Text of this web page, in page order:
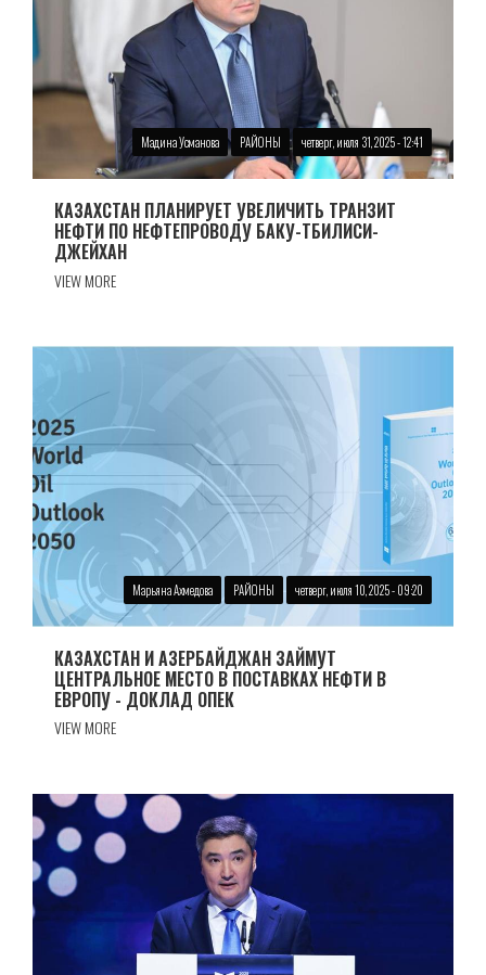
Мадина Усманова РАЙОНЫ четверг, июля 31, 2025 - 12:41
КАЗАХСТАН ПЛАНИРУЕТ УВЕЛИЧИТЬ ТРАНЗИТ
НЕФТИ ПО НЕФТЕПРОВОДУ БАКУ-ТБИЛИСИ-
ДЖЕЙХАН
VIEW MORE
Марьяна Ахмедова РАЙОНЫ четверг, июля 10, 2025 - 09:20
КАЗАХСТАН И АЗЕРБАЙДЖАН ЗАЙМУТ
ЦЕНТРАЛЬНОЕ МЕСТО В ПОСТАВКАХ НЕФТИ В
ЕВРОПУ - ДОКЛАД ОПЕК
VIEW MORE